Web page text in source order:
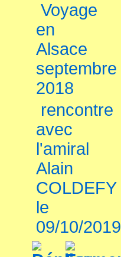
Voyage
en
Alsace
septembre
2018
rencontre
avec
l'amiral
Alain
COLDEFY
le
09/10/2019